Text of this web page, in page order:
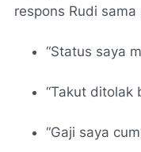
respons Rudi
“Status saya
“Takut ditolak
“Gaji saya